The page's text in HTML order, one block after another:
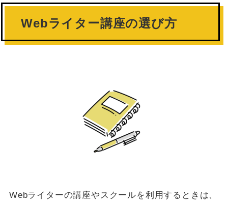
Webライター講座の選び方
Webライターの講座やスクールを利用するときは、